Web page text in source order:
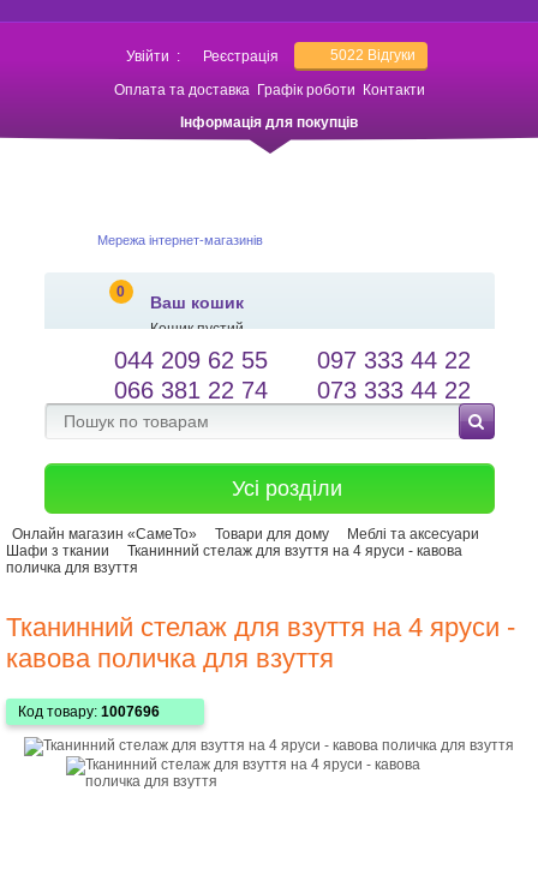
Увійти : Реєстрація 5022 Відгуки
Оплата та доставка Графік роботи
Контакти
Інформація для покупців
Мережа інтернет-магазинів
0
Ваш кошик
Кошик пустий
salessameto@gmail.com
Зворотній зв'язок
Мова сайту
044 209 62 55
097 333 44 22
066 381 22 74
073 333 44 22
Усі розділи
Онлайн магазин «СамеТо» Товари для дому
Меблі та аксесуари
Шафи з ткании
Тканинний стелаж для взуття на 4 яруси - кавова
поличка для взуття
Тканинний стелаж для взуття на 4 яруси -
кавова поличка для взуття
Код товару: 1007696